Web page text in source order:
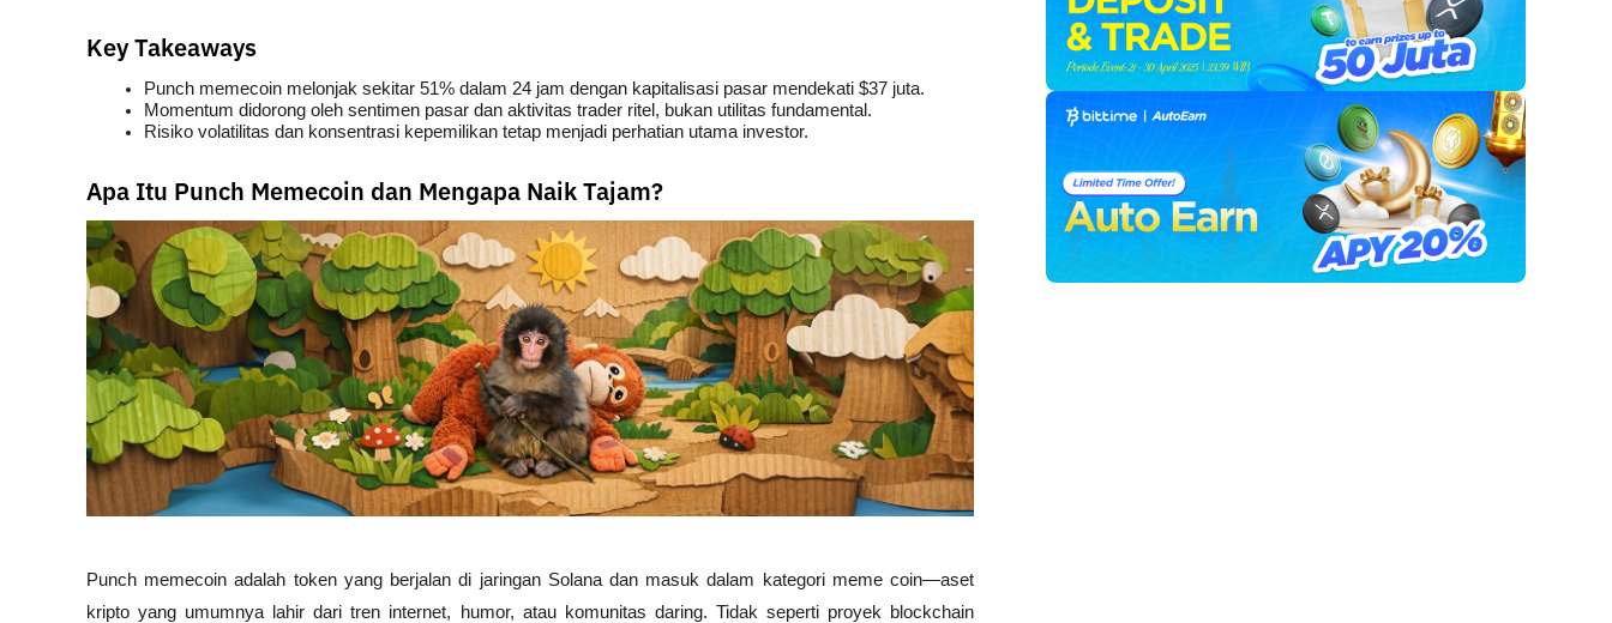
Key Takeaways
Punch memecoin melonjak sekitar 51% dalam 24 jam dengan kapitalisasi pasar mendekati $37 juta.
Momentum didorong oleh sentimen pasar dan aktivitas trader ritel, bukan utilitas fundamental.
Risiko volatilitas dan konsentrasi kepemilikan tetap menjadi perhatian utama investor.
Apa Itu Punch Memecoin dan Mengapa Naik Tajam?
Punch memecoin adalah token yang berjalan di jaringan Solana dan masuk dalam kategori meme coin—aset
kripto yang umumnya lahir dari tren internet, humor, atau komunitas daring. Tidak seperti proyek blockchain